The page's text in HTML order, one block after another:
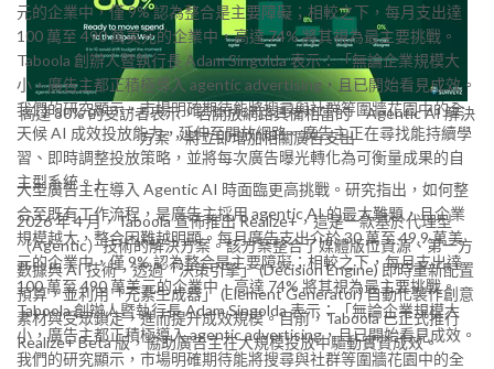
元的企業中，僅 9% 認為整合是主要障礙；相較之下，每月支出達
100 萬至 490 萬美元的企業中，高達 74% 將其視為最主要挑戰。
Taboola 創辦人暨執行長 Adam Singolda 表示：「無論企業規模大
小，廣告主都正積極導入 agentic advertising，且已開始看見成效。
我們的研究顯示，市場明確期待能將搜尋與社群等圍牆花園中的全
天候 AI 成效投放能力，延伸至開放網路。廣告主正在尋找能持續學
習、即時調整投放策略，並將每次廣告曝光轉化為可衡量成果的自
主型系統。」
2026 年 4 月，Taboola 宣佈推出 Realize+，這是一款基於代理型
（Agentic）技術的解決方案。該方案整合了媒體版位資源、第一方
數據與 AI 技術，透過「決策引擎」 (Decision Engine) 即時重新配置
預算，並利用「元素生成器」 (Element Generator) 自動化製作創意
素材與受眾鎖定，進而提升成效規模。目前，Taboola 已正式推行
Realize+ Beta 版，協助廣告主在大規模投放中驅動實質成效。
高達 80% 的受訪者表示，若開放網路具備相當的 Agentic AI 解決
方案，將立即增加相關廣告支出
大型廣告主在導入 Agentic AI 時面臨更高挑戰。研究指出，如何整
合至既有工作流程，是廣告主採用 agentic AI 的最大難題，且企業
規模越大，整合困難越明顯。每月廣告支出介於 30 萬至 49.9 萬美
元的企業中，僅 9% 認為整合是主要障礙；相較之下，每月支出達
100 萬至 490 萬美元的企業中，高達 74% 將其視為最主要挑戰。
Taboola 創辦人暨執行長 Adam Singolda 表示：「無論企業規模大
小，廣告主都正積極導入 agentic advertising，且已開始看見成效。
我們的研究顯示，市場明確期待能將搜尋與社群等圍牆花園中的全